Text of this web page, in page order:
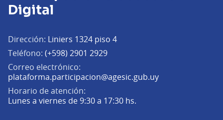
Digital
Dirección: Liniers 1324 piso 4
Teléfono: (+598) 2901 2929
Correo electrónico:
plataforma.participacion@agesic.gub.uy(Abrir en una
Horario de atención:
Lunes a viernes de 9:30 a 17:30 hs.